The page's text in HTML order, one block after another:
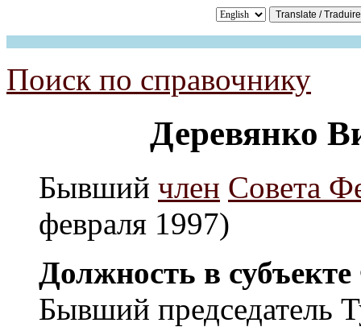
Поиск по справочнику
Деревянко
Бывший член Совета
февраля 1997)
Должность в
Бывший председатель